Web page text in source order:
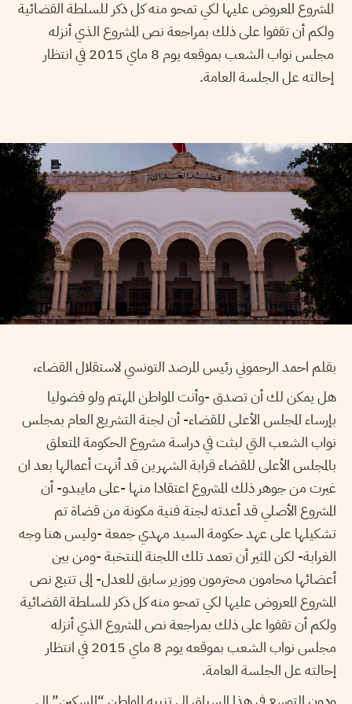
المشروع المعروض عليها لكي تمحو منه كل ذكر للسلطة القضائية
ولكم أن تقفوا على ذلك بمراجعة نص المشروع الذي أنزله
مجلس نواب الشعب بموقعه يوم 8 ماي 2015 في انتظار
إحالته عل الجلسة العامة.
بقلم احمد الرحموني رئيس المرصد التونسي لاستقلال القضاء،
هل يمكن لك أن تصدق -وأنت المواطن المهتم ولو فضوليا
بإرساء المجلس الأعلى للقضاء- أن لجنة التشريع العام بمجلس
نواب الشعب التي لبثت في دراسة مشروع الحكومة المتعلق
بالمجلس الأعلى للقضاء قرابة الشهرين قد أنهت أعمالها بعد ان
غيرت من جوهر ذلك المشروع اعتقادا منها -على مايبدو- أن
المشروع الأصلي قد أعدته لجنة فنية مكونة من قضاة تم
تشكيلها على عهد حكومة السيد مهدي جمعة -وليس هنا وجه
الغرابة- لكن المثير أن تعمد تلك اللجنة المنتخبة -ومن بين
أعضائها محامون محترمون ووزير سابق للعدل- إلى تتبع نص
المشروع المعروض عليها لكي تمحو منه كل ذكر للسلطة القضائية
ولكم أن تقفوا على ذلك بمراجعة نص المشروع الذي أنزله
مجلس نواب الشعب بموقعه يوم 8 ماي 2015 في انتظار
إحالته عل الجلسة العامة.